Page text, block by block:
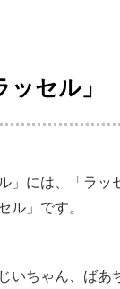
ッセル」
」には、「ラッ
ル」です。
いちゃん、ばあ